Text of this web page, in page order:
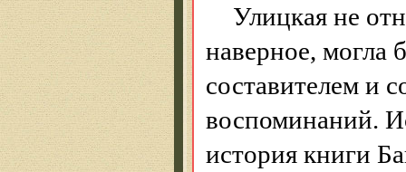
Улицкая не
наверное, могла
составителем и
воспоминаний.
история книги